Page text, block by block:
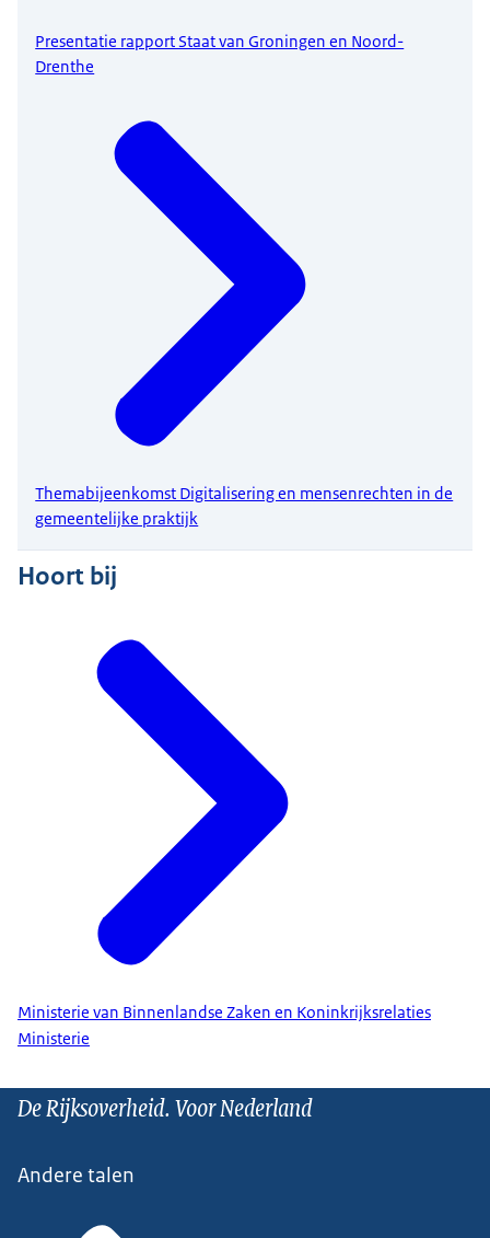
Presentatie rapport Staat van Groningen en Noord-
Drenthe
Themabijeenkomst Digitalisering en mensenrechten in de
gemeentelijke praktijk
Hoort bij
Ministerie van Binnenlandse Zaken en Koninkrijksrelaties
Ministerie
De Rijksoverheid. Voor Nederland
Andere talen